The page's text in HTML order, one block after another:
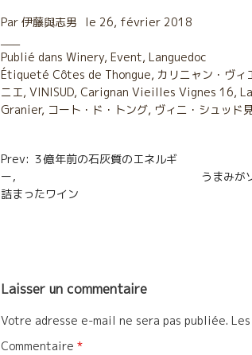
c
b
o
k
i
t
e
a
l
r
a
g
r
Par 伊藤與志男 le 26, février 2018
Publié dans Winery, Event, Languedoc
Étiqueté Côtes de Thongue, カリニャン・ヴィ
ニエ, VINISUD, Carignan Vieilles Vignes 16,
Granier, コート・ド・トング, ヴィニ・シュッド
Navigation
de
Prev: ３億年前の石灰質のエネルギ
ー， うまみがソフ
詰まったワイン
Laisser un commentaire
Votre adresse e-mail ne sera pas publiée.
Commentaire *